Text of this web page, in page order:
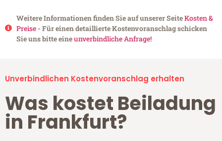
Weitere Informationen finden Sie auf unserer SeiteKosten &
Preise- Für einen detaillierte Kostenvoranschlag schicken
Sie uns bitte eineunverbindliche Anfrage!
Unverbindlichen Kostenvoranschlag erhalten
Was kostet Beiladung
in Frankfurt?